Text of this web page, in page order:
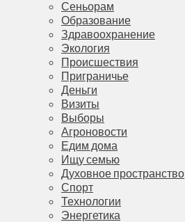
Сеньорам
Образование
Здравоохранение
Экология
Происшествия
Приграничье
Деньги
Визиты
Выборы
Агроновости
Едим дома
Ищу семью
Духовное пространство
Спорт
Технологии
Энергетика